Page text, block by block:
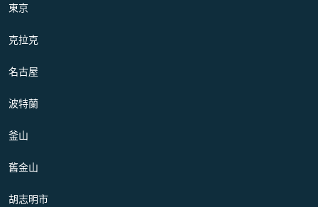
東京
克拉克
名古屋
波特蘭
釜山
舊金山
胡志明市